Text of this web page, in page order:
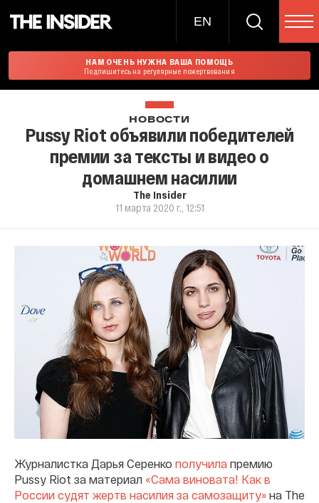
EN
НАМ ОЧЕНЬ НУЖНА ВАША ПОМОЩЬ
Подпишитесь на регулярные пожертвования
НОВОСТИ
Pussy Riot объявили победителей
премии за тексты и видео о
домашнем насилии
The Insider
11 марта 2020 г., 12:51
Журналистка Дарья Серенко получила премию
Pussy Riot за материал «Сама виновата! Как в
России судят жертв насилия за самозащиту» на The